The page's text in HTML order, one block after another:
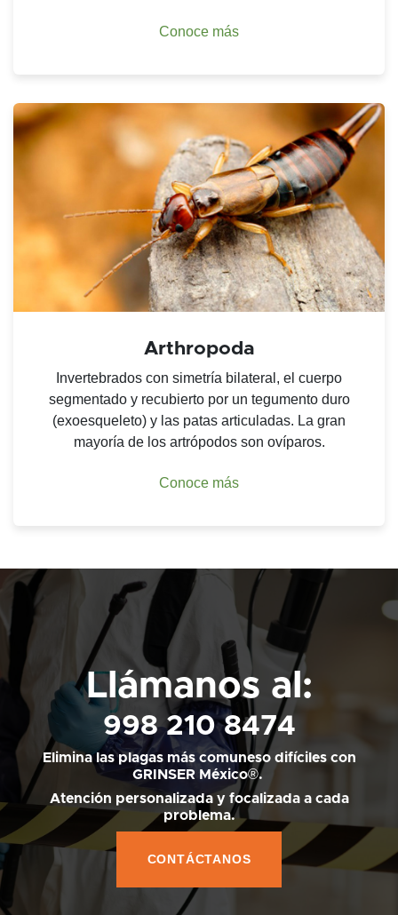
Conoce más
Arthropoda
Invertebrados con simetría bilateral, el cuerpo
segmentado y recubierto por un tegumento duro
(exoesqueleto) y las patas articuladas. La gran
mayoría de los artrópodos son ovíparos.
Conoce más
Llámanos al:
998 210 8474
Elimina las plagas más comuneso difíciles con
GRINSER México®.
Atención personalizada y focalizada a cada
problema.
CONTÁCTANOS